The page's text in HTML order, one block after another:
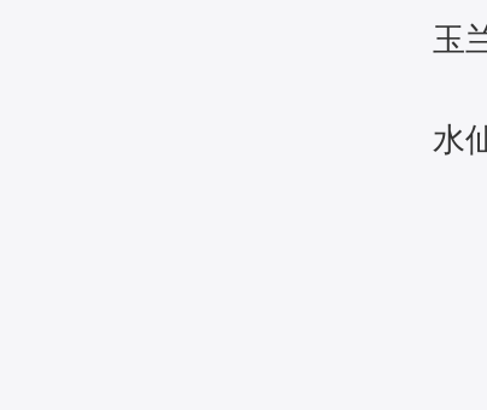
玉
水